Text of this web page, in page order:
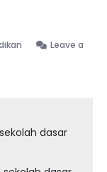
Leave a
dasar